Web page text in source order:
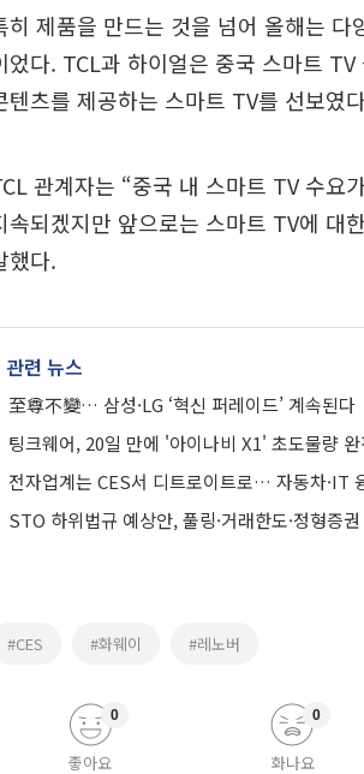
히 제품을 만드는 것을 넘어 올해는
었다. TCL과 하이얼은 중국 스마트
텐츠를 제공하는 스마트 TV를 선보였
관계자는 “중국 내 스마트 TV 수요
속되겠지만 앞으로는 스마트 TV에 대
했다.
관련 뉴스
至尊不變… 삼성·LG ‘혁신 퍼레이드’ 계속된다
팅크웨어, 20일 만에 '아이나비 X1' 초도물량
전자업계는 CES서 디트로이트로… 자동차·IT
STO 하위법규 예상안, 풀링·거래한도·정형증
#CES #화웨이 #레노버
좋아요
0
화나요
0